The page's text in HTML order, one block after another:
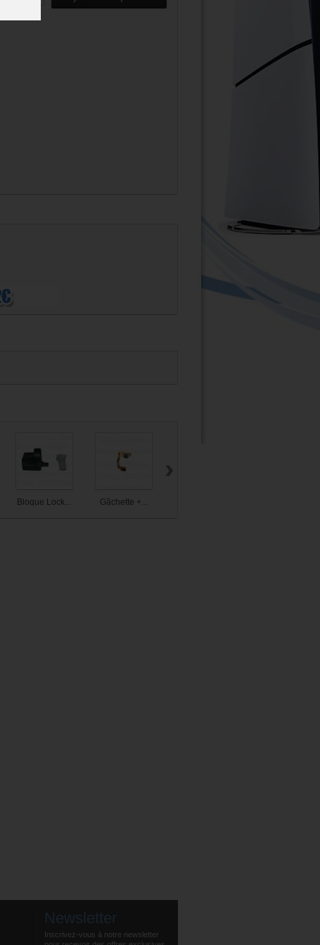
Bloque Lock... Gâchette +...
›
Newsletter
Inscrivez-vous à notre newsletter